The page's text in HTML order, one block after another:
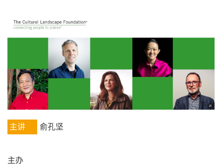
主讲 俞孔坚
主办